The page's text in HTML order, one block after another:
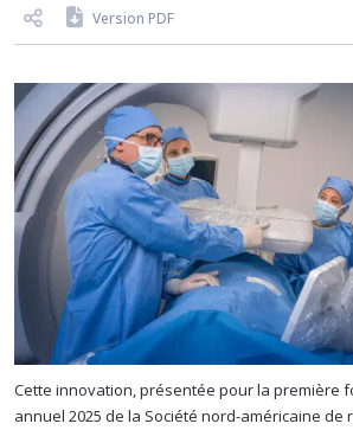
Version PDF
Cette innovation, présentée pour la première
annuel 2025 de la Société nord-américaine de